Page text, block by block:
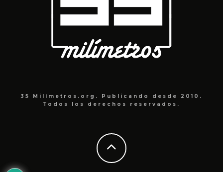
35 Milímetros.org. Publicando desde 2010.
Todos los derechos reservados.